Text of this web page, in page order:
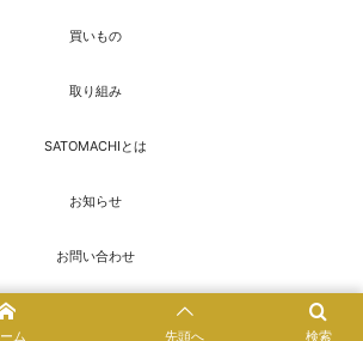
買いもの
取り組み
SATOMACHIとは
お知らせ
お問い合わせ
SATOMACHI／さとまち
検索
ム 先頭へ